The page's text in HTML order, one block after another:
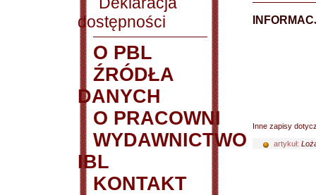
dostępności
O PBL
ŹRÓDŁA
DANYCH
O PRACOWNI
WYDAWNICTWO
IBL
KONTAKT
Inne zapisy
artykuł: